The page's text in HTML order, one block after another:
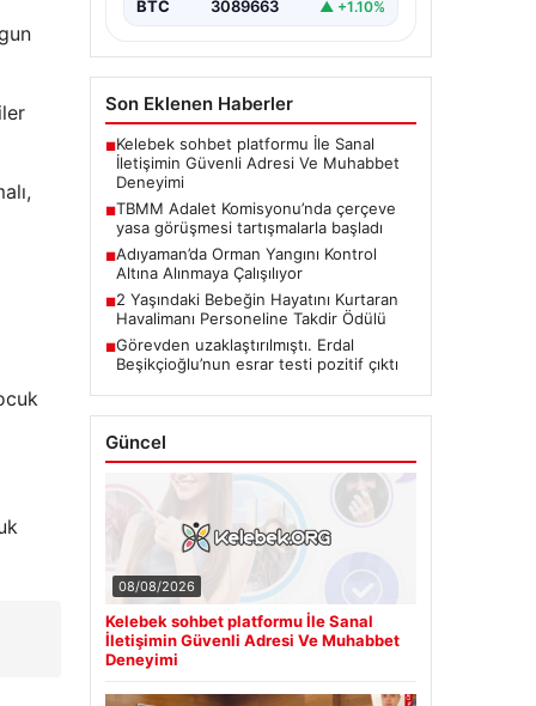
BTC 3089663 ▲ +1.10%
Son Eklenen Haberler
■Kelebek sohbet platformu İle Sanal
İletişimin Güvenli Adresi Ve Muhabbet
Deneyimi
■TBMM Adalet Komisyonu’nda çerçeve
yasa görüşmesi tartışmalarla başladı
■Adıyaman’da Orman Yangını Kontrol
Altına Alınmaya Çalışılıyor
■2 Yaşındaki Bebeğin Hayatını Kurtaran
Havalimanı Personeline Takdir Ödülü
■Görevden uzaklaştırılmıştı. Erdal
Beşikçioğlu’nun esrar testi pozitif çıktı
Güncel
08/08/2026
Kelebek sohbet platformu İle Sanal
İletişimin Güvenli Adresi Ve Muhabbet
Deneyimi